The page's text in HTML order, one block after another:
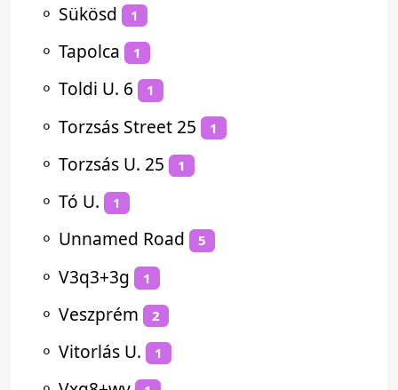
⚬ Sükösd 1
⚬ Tapolca 1
⚬ Toldi U. 6 1
⚬ Torzsás Street 25 1
⚬ Torzsás U. 25 1
⚬ Tó U. 1
⚬ Unnamed Road 5
⚬ V3q3+3g 1
⚬ Veszprém 2
⚬ Vitorlás U. 1